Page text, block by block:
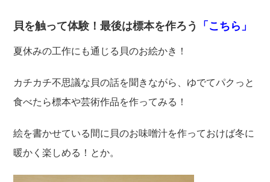
貝を触って体験！最後は標本を作ろう 「こちら」
夏休みの工作にも通じる貝のお絵かき！
カチカチ不思議な貝の話を聞きながら、ゆでてパクっと
食べたら標本や芸術作品を作ってみる！
絵を書かせている間に貝のお味噌汁を作っておけば冬に
暖かく楽しめる！とか。